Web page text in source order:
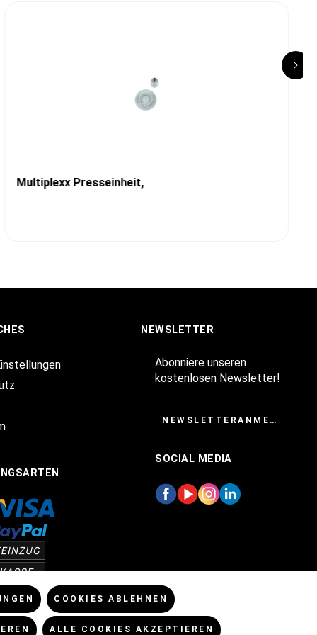
Multiplexx Presseinheit,
NEWSLETTER
Abonniere unseren
kostenlosen Newsletter!
NEWSLETTERANMELDUNG
SOCIAL MEDIA
COOKIES ABLEHNEN
ALLE COOKIES AKZEPTIEREN